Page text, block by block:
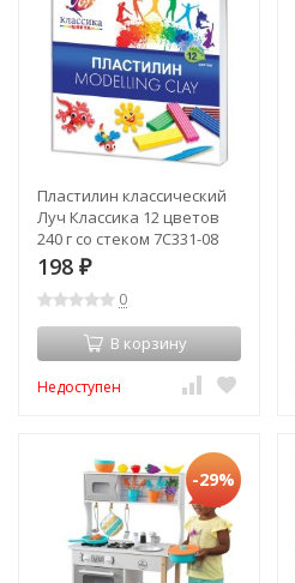
Пластилин классический
Луч Классика 12 цветов
240 г со стеком 7С331-08
(66063)
198 ₽
0
В корзину
Недоступен
-29%